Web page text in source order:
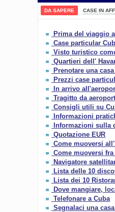
DA SAPERE CASE IN
Prima del viaggio
Case particular
Visto turistico
Quartieri dell'
Prenotare una
Prezzi case
In arrivo
Tragitto da
Consigli utili su
Informazioni
Informazioni sulla
Quotazione EUR
Come muoversi
Come muoversi
Navigatore
Lista delle 10
Lista dei 10
Dove mangiare,
Telefonare a Cuba
Segnalaci una